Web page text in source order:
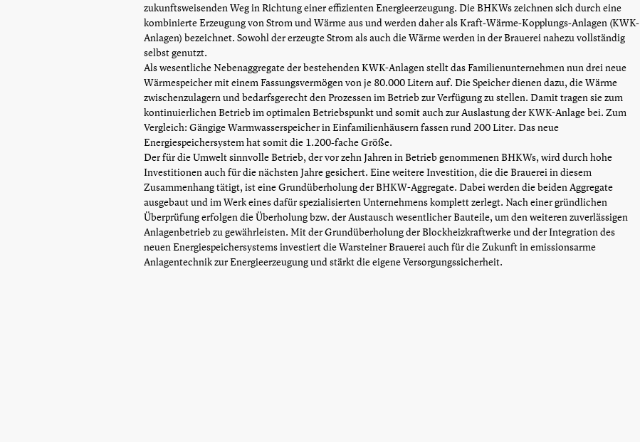
zukunftsweisenden Weg in Richtung einer effizienten Energieerzeugung. Die BHKWs zeichnen sich durch eine
kombinierte Erzeugung von Strom und Wärme aus und werden daher als Kraft-Wärme-Kopplungs-Anlagen (KWK-
Anlagen) bezeichnet. Sowohl der erzeugte Strom als auch die Wärme werden in der Brauerei nahezu vollständig
selbst genutzt.
Als wesentliche Nebenaggregate der bestehenden KWK-Anlagen stellt das Familienunternehmen nun drei neue
Wärmespeicher mit einem Fassungsvermögen von je 80.000 Litern auf. Die Speicher dienen dazu, die Wärme
zwischenzulagern und bedarfsgerecht den Prozessen im Betrieb zur Verfügung zu stellen. Damit tragen sie zum
kontinuierlichen Betrieb im optimalen Betriebspunkt und somit auch zur Auslastung der KWK-Anlage bei. Zum
Vergleich: Gängige Warmwasserspeicher in Einfamilienhäusern fassen rund 200 Liter. Das neue
Energiespeichersystem hat somit die 1.200-fache Größe.
Der für die Umwelt sinnvolle Betrieb, der vor zehn Jahren in Betrieb genommenen BHKWs, wird durch hohe
Investitionen auch für die nächsten Jahre gesichert. Eine weitere Investition, die die Brauerei in diesem
Zusammenhang tätigt, ist eine Grundüberholung der BHKW-Aggregate. Dabei werden die beiden Aggregate
ausgebaut und im Werk eines dafür spezialisierten Unternehmens komplett zerlegt. Nach einer gründlichen
Überprüfung erfolgen die Überholung bzw. der Austausch wesentlicher Bauteile, um den weiteren zuverlässigen
Anlagenbetrieb zu gewährleisten. Mit der Grundüberholung der Blockheizkraftwerke und der Integration des
neuen Energiespeichersystems investiert die Warsteiner Brauerei auch für die Zukunft in emissionsarme
Anlagentechnik zur Energieerzeugung und stärkt die eigene Versorgungssicherheit.